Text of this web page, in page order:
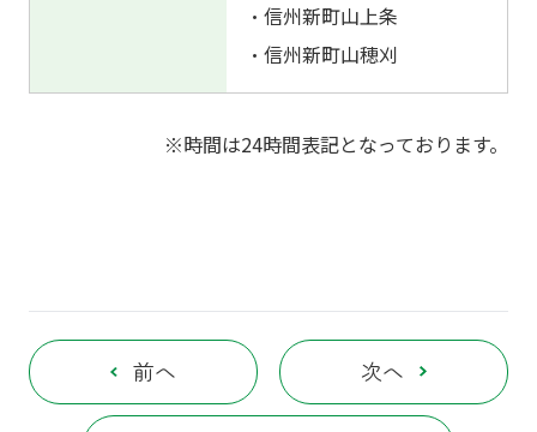
・信州新町山上条
・信州新町山穂刈
※時間は24時間表記となっております。
前へ 次へ